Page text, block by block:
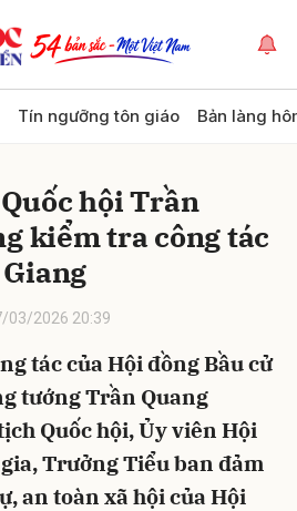
Tín ngưỡng tôn giáo Bản làng
hội Trần
kiểm tra công tác
03/2026 20:39
tác của Hội đồng Bầu cử
tướng Trần Quang
Quốc hội, Ủy viên Hội
Trưởng Tiểu ban đảm
an toàn xã hội của Hội